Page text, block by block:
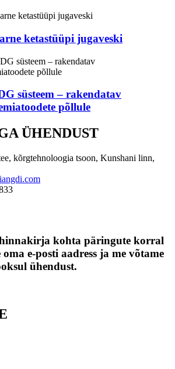
ketastüüpi jugaveski
süsteem – rakendatav
põllule
ÜHENDUST
kõrgtehnoloogia tsoon, Kunshani linn,
kohta päringute korral
e-posti aadress ja me võtame
ühendust.